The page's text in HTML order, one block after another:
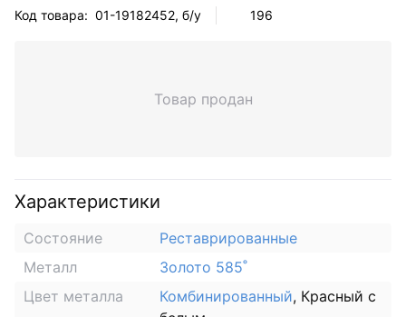
Код товара: 01-19182452, б/у 196
Товар продан
Характеристики
Состояние
Реставрированные
Металл
Золото 585˚
Цвет металла
Комбинированный, Красный с